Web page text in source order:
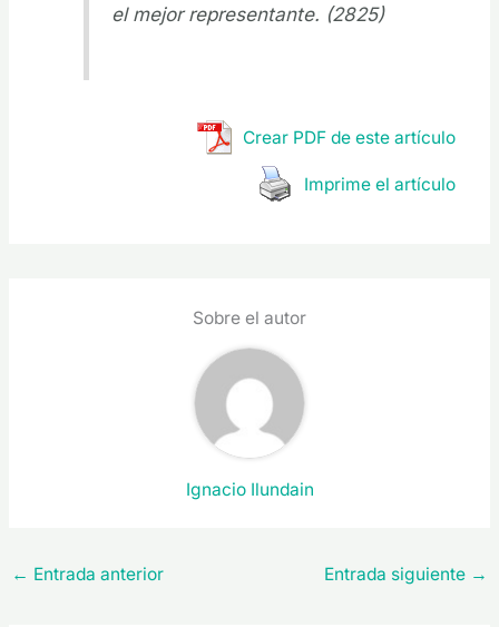
el mejor representante. (2825)
Crear PDF de este artículo
Imprime el artículo
Sobre el autor
Ignacio Ilundain
← Entrada anterior Entrada siguiente →